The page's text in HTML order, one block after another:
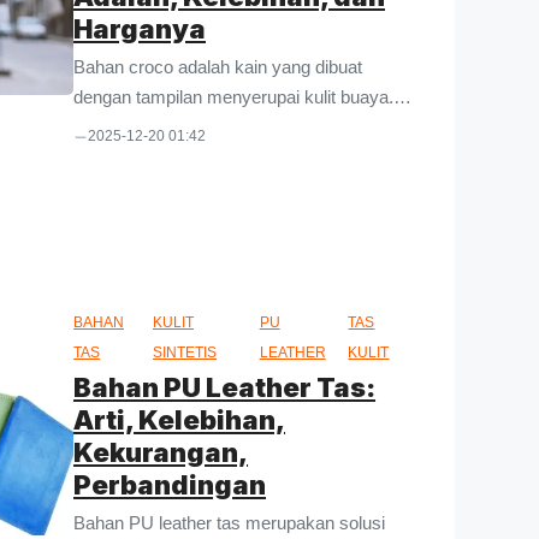
memberikan informasi tentang material
PVC. Mulai dari karakteristik, kelebihan,
kekurangan, ...
Harganya
Bahan croco adalah kain yang dibuat
dengan tampilan menyerupai kulit buaya.
Jenis dan peminatnya banyak. Yuk kenali
buaya saja. Untuk memahami lebih lanjut
mengenai kain croco, kami akan
mengulasnya dalam artikel ini. Selamat
menyimak. Bahan croco adalah Bahan ...
2025-12-20 01:42
BAHAN
TAS
KULIT
SINTETIS
PU
LEATHER
TAS
KULIT
Bahan PU Leather Tas:
Arti, Kelebihan,
Kekurangan,
Perbandingan
Bahan PU leather tas merupakan solusi